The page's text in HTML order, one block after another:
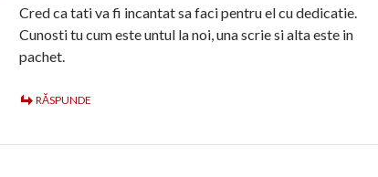
Cred ca tati va fi incantat sa faci pentru el cu dedicatie.
Cunosti tu cum este untul la noi, una scrie si alta este in
pachet.
RĂSPUNDE